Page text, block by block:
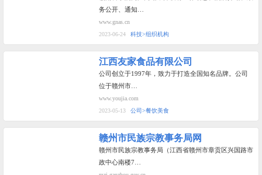
务公开、通知…
www.gnas.cn
2023-06-24
科技>组织机构
江西友家食品有限公司
公司创立于1997年，致力于打造全国知名品牌。公司
位于赣州市…
www.youjia.com
2023-05-13
公司>餐饮美食
赣州市民族宗教事务局网
赣州市民族宗教事务局（江西省赣州市章贡区兴国路市
政中心南楼7…